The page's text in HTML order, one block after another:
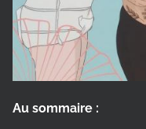
Au sommaire :